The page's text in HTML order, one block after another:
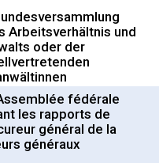
Arbeitsverhältnis und
oder der
fédérale
les rapports de
général de la
généraux